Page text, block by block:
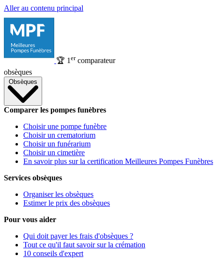
Aller au contenu principal
🏆 1 ercomparateur
obsèques
Obsèques
Comparer les pompes funèbres
Choisir une pompe funèbre
Choisir un crematorium
Choisir un funérarium
Choisir un cimetière
En savoir plus sur la certification Meilleures Pompes Funèbres
Services obsèques
Organiser les obsèques
Estimer le prix des obsèques
Pour vous aider
Qui doit payer les frais d'obsèques ?
Tout ce qu'il faut savoir sur la crémation
10 conseils d'expert